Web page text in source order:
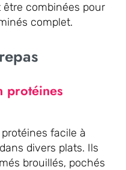
combinées pour
complet.
protéines
facile à
divers plats. Ils
brouillés, pochés